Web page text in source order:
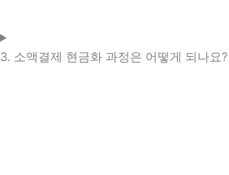
3. 소액결제 현금화 과정은 어떻게 되나요?